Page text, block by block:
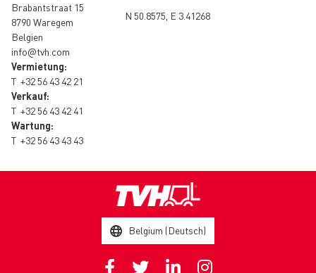
Brabantstraat 15
8790 Waregem
Belgien
info@tvh.com
Vermietung:
T +32 56 43 42 21
Verkauf:
T +32 56 43 42 41
Wartung:
T +32 56 43 43 43
N 50.8575, E 3.41268
Belgium (Deutsch)